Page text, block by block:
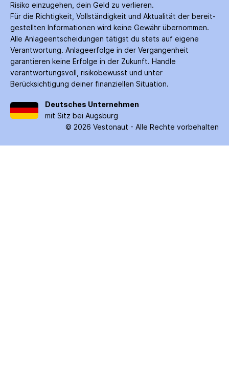
Risiko einzugehen, dein Geld zu verlieren.
Für die Richtigkeit, Vollständigkeit und Aktualität der bereit­
gestellten Informationen wird keine Gewähr über­nommen.
Alle Anlage­entscheidungen tätigst du stets auf eigene
Verantwortung. Anlage­erfolge in der Ver­gangenheit
garantieren keine Erfolge in der Zukunft. Handle
verantwortungsvoll, risiko­bewusst und unter
Berücksichtigung deiner finanziellen Situation.
Deutsches Unternehmen
mit Sitz bei Augsburg
© 2026 Vestonaut - Alle Rechte vorbehalten